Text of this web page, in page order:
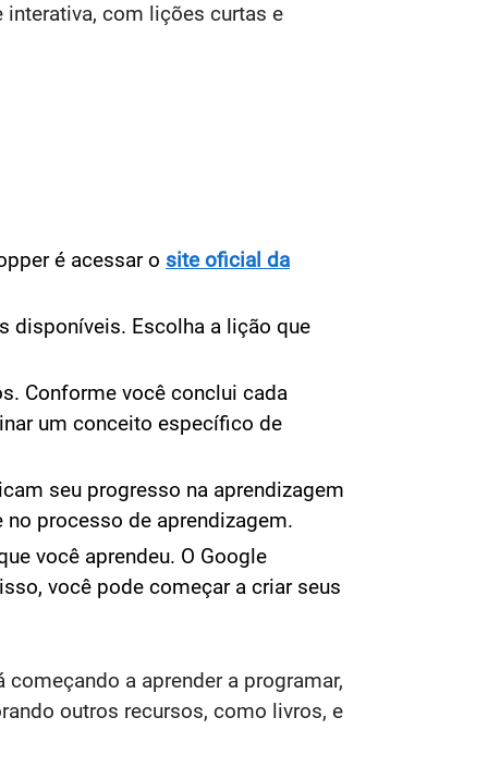
interativa, com lições curtas e
é acessar o site oficial da
disponíveis. Escolha a lição que
Conforme você conclui cada
um conceito específico de
seu progresso na aprendizagem
processo de aprendizagem.
você aprendeu. O Google
você pode começar a criar seus
a aprender a programar,
outros recursos, como livros, e